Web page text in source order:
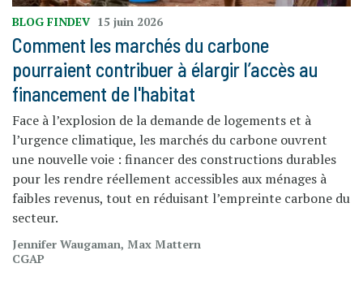
BLOG FINDEV 15 juin 2026
Comment les marchés du carbone
pourraient contribuer à élargir l’accès au
financement de l'habitat
Face à l’explosion de la demande de logements et à
l’urgence climatique, les marchés du carbone ouvrent
une nouvelle voie : financer des constructions durables
pour les rendre réellement accessibles aux ménages à
faibles revenus, tout en réduisant l’empreinte carbone du
secteur.
Jennifer Waugaman, Max Mattern
CGAP